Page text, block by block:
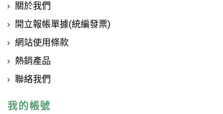
關於我們
開立報帳單據(統編發票)
網站使用條款
熱銷產品
聯絡我們
我的帳號